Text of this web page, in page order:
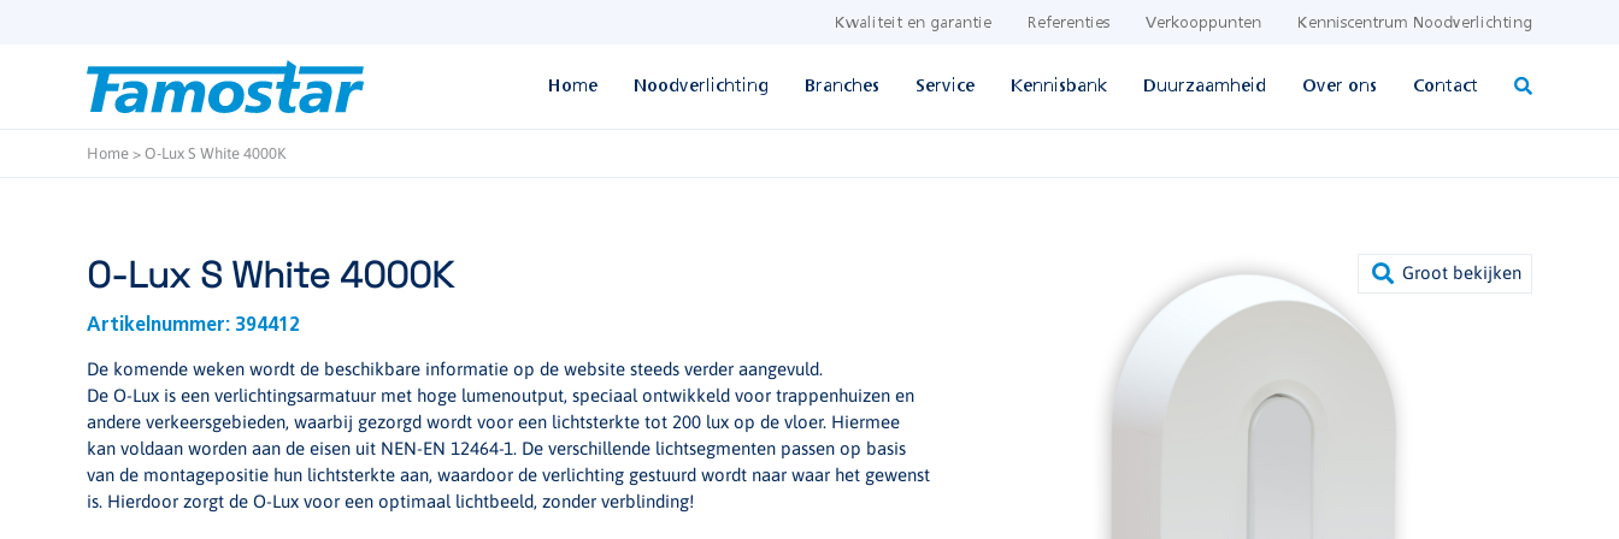
Kwaliteit en garantie Referenties Verkooppunten Kenniscentrum Noodverlichting
Home Noodverlichting Branches Service Kennisbank Duurzaamheid Over ons Contact
Home > O-Lux S White 4000K
O-Lux S White 4000K
Artikelnummer: 394412
De komende weken wordt de beschikbare informatie op de website steeds verder aangevuld.
De O-Lux is een verlichtingsarmatuur met hoge lumenoutput, speciaal ontwikkeld voor trappenhuizen en
andere verkeersgebieden, waarbij gezorgd wordt voor een lichtsterkte tot 200 lux op de vloer. Hiermee
kan voldaan worden aan de eisen uit NEN-EN 12464-1. De verschillende lichtsegmenten passen op basis
van de montagepositie hun lichtsterkte aan, waardoor de verlichting gestuurd wordt naar waar het gewenst
is. Hierdoor zorgt de O-Lux voor een optimaal lichtbeeld, zonder verblinding!